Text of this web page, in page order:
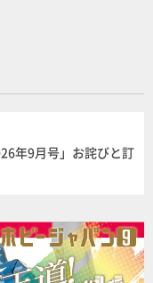
年9月号」お詫びと訂